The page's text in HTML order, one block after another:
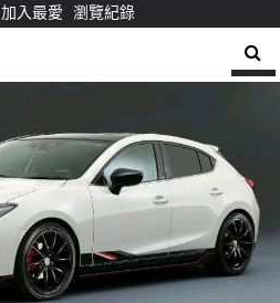
加入最愛 瀏覽紀錄